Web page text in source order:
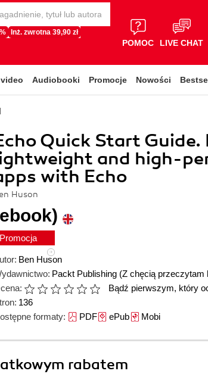
Inż. zwrotna 39,90 zł
POMOC LIVE CHAT
Audiobooki Promocje Nowości
Quick Start Guide.
and high-
with Echo
Huson
Promocja
Ben Huson
Packt Publishing (Z chęcią
Bądź pierwszym, który
136
formaty: PDFePubMobi
rabatem